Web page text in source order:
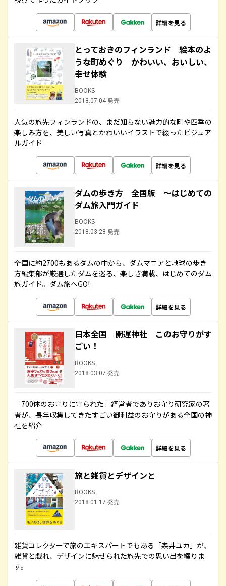
詳細を見る
とっておきのフィンランド 絵本のよ
うな町めぐり かわいい、おいしい、
幸せ体験
BOOKS
2018.07.04 発売
人気の旅先フィンランドの、まだ知らない魅力的な町や四季の
楽しみ方を、美しい写真とかわいいイラストで綴ったビジュア
ルガイド
詳細を見る
ダムの歩き方 全国版 ～はじめての
ダム旅入門ガイド
BOOKS
2018.03.28 発売
全国に約2700もあるダムの中から、ダムマニアと地球の歩き
方編集部が厳選したダムを巡る、楽しさ満載、はじめてのダム
旅ガイド。ダム旅へGO!
詳細を見る
日本全国 開運神社 このお守りがす
ごい！
BOOKS
2018.03.07 発売
「700体のお守りに守られた」経営者でありお守り研究家の著
者が、長年収集してきたすごい御利益のお守りがある全国の神
社を紹介
詳細を見る
旅と雑貨とデザインと
BOOKS
2018.01.17 発売
雑貨コレクターで旅のエキスパートでもある「森井ユカ」が、
雑貨と戯れ、デザインに魅せられた旅先での思い出を綴りま
す。